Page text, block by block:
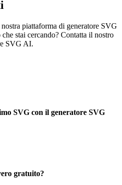
piattaforma di generatore SVG
stai cercando? Contatta il nostro
SVG AI.
SVG con il generatore SVG
gratuito?